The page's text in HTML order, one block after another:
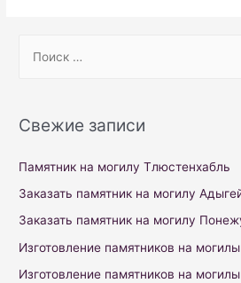
r
h
f
o
Свежие записи
Памятник на могилу Тлюстенхабль
Заказать памятник на могилу
Заказать памятник на могилу
Изготовление памятников на
Изготовление памятников на